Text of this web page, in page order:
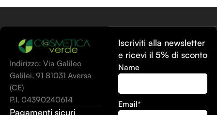
Indirizzo: Via Galileo
Galilei, 91 81031 Aversa
(CE)
P.I. 04390240614
Pagamenti sicuri
Iscriviti alla newsletter
e ricevi il 5% di sconto
Name
Email*